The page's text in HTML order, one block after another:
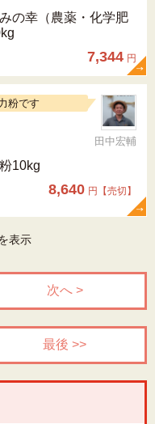
の幸（農薬・化学肥
7,344 円
粉です
田中宏輔
10kg
8,640 円【売切】
表示
次へ >
最後 >>